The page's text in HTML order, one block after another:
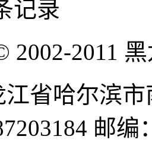
记录
2002-2011
省哈尔滨
邮编